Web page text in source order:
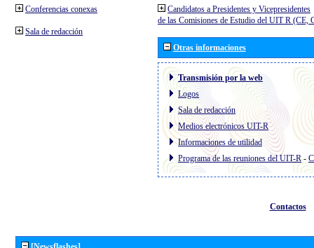
Conferencias conexas
Sala de redacción
Candidatos a Presidentes y Vicepresidentes
de las Comisiones de Estudio del UIT R (CE,
Otras informaciones
Transmisión por la web
Logos
Sala de redacción
Medios electrónicos UIT-R
Informaciones de utilidad
Programa de las reuniones del UIT-R-
Contactos